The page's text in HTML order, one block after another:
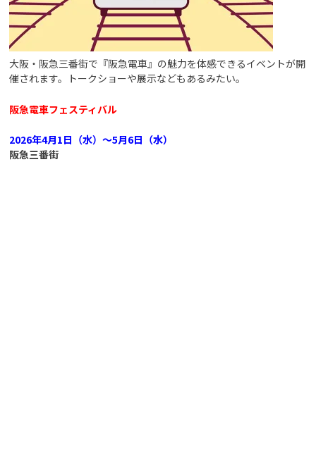
大阪・阪急三番街で『阪急電車』の魅力を体感できるイベントが開
催されます。トークショーや展示などもあるみたい。
阪急電車フェスティバル
2026年4月1日（水）～5月6日（水）
阪急三番街